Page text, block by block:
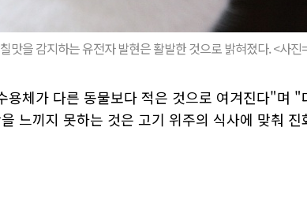
맛을 감지하는 유전자 발현은 활발한 것으로 밝혀졌다. <사
체가 다른 동물보다 적은 것으로 여겨진다"며 "
느끼지 못하는 것은 고기 위주의 식사에 맞춰